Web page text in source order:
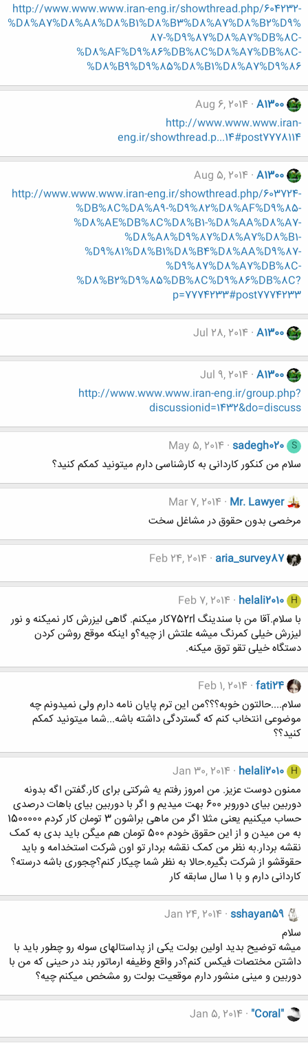
http://www.www.www.iran-eng.ir/showthread.php/604232-
%D8%A7%D8%A8%D8%B1%D8%B3%D8%A7%D8%B2%D9%
87-%D9%87%D8%A7%DB%8C-
%D8%AF%D9%86%DB%8C%D8%A7%DB%8C-
%D8%B9%D9%85%D8%B1%D8%A7%D9%86
A1300
Aug 6, 2014
http://www.www.www.iran-
eng.ir/showthread.p...14#post7778114
A1300
Aug 5, 2014
http://www.www.www.iran-eng.ir/showthread.php/603724-
%DB%8C%DA%A9-%D9%82%D8%AF%D9%85-
%D8%AE%DB%8C%D8%B1-%D8%AA%D8%A7-
%D8%A8%D9%87%D8%A7%D8%B1-
%D9%81%D8%B1%D8%B4%D8%AA%D9%87-
%D9%87%D8%A7%DB%8C-
%D8%B2%D9%85%DB%8C%D9%86%DB%8C?
p=7774233#post7774233
A1300
Jul 28, 2014
A1300
Jul 9, 2014
http://www.www.www.iran-eng.ir/group.php?
discussionid=1432&do=discuss
S
sadegh020
May 5, 2014
سلام من کنکور کاردانی به کارشناسی دارم میتونید کمکم کنید؟
Mr. Lawyer
Mar 7, 2014
مرخصی بدون حقوق در مشاغل سخت
aria_survey87
Feb 24, 2014
H
helali2010
Feb 7, 2014
با سلام.آقا من با سندینگ 752rlکار میکنم. گاهی لیزرش کار نمیکنه و نور
لیزرش خیلی کمرنگ میشه علتش از چیه؟و اینکه موقع روشن کردن
دستگاه خیلی تقو توق میکنه.
fati24
Feb 1, 2014
سلام....حالتون خوبه؟؟؟من این ترم پایان نامه دارم ولی نمیدونم چه
موضوعی انتخاب کنم که گستردگی داشته باشه...شما میتونید کمکم
کنید؟؟
H
helali2010
Jan 30, 2014
ممنون دوست عزیز. من امروز رفتم یه شرکتی برای کار.گفتن اگه بدونه
دوربین بیای دوروبر 600 بهت میدیم و اگر با دوربین بیای باهات درصدی
حساب میکنیم یعنی مثلا اگر من ماهی براشون 3 تومان کار کردم 1500000
به من میدن و از این حقوق خودم 500 تومان هم میگن باید بدی به کمک
نقشه بردار.به نظر من کمک نقشه بردار تو اون شرکت استخدامه و باید
حقوقشو از شرکت بگیره.حالا به نظر شما چیکار کنم؟چجوری باشه درسته؟
کاردانی دارم و با 1 سال سابقه کار
sshayan59
Jan 24, 2014
سلام
میشه توضیح بدید اولین بولت یکی از پداستالهای سوله رو چطور باید با
داشتن مختصات فیکس کنم؟در واقع وظیفه ارماتور بند در حینی که من با
دوربین و مینی منشور دارم موقعیت بولت رو مشخص میکنم چیه؟
"Coral"
Jan 5, 2014